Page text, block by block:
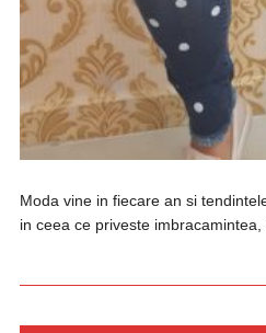
Moda vine in fiecare an si
in ​​ceea ce priveste imbracamintea,